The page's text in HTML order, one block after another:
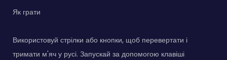
Як грати
Використовуй стрілки або кнопки, щоб перевертати і
тримати м'яч у русі. Запускай за допомогою клавіші